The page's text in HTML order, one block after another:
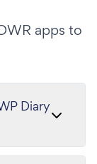
apps to
Diary